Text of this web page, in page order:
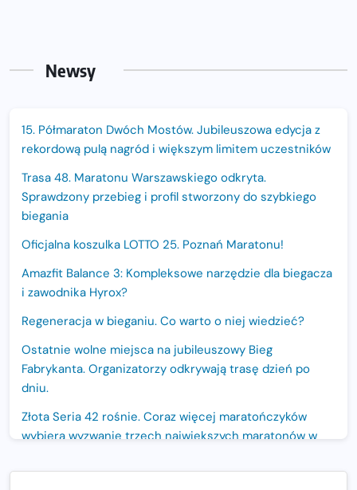
Newsy
15. Półmaraton Dwóch Mostów. Jubileuszowa edycja z
rekordową pulą nagród i większym limitem uczestników
Trasa 48. Maratonu Warszawskiego odkryta.
Sprawdzony przebieg i profil stworzony do szybkiego
biegania
Oficjalna koszulka LOTTO 25. Poznań Maratonu!
Amazfit Balance 3: Kompleksowe narzędzie dla biegacza
i zawodnika Hyrox?
Regeneracja w bieganiu. Co warto o niej wiedzieć?
Ostatnie wolne miejsca na jubileuszowy Bieg
Fabrykanta. Organizatorzy odkrywają trasę dzień po
dniu.
Złota Seria 42 rośnie. Coraz więcej maratończyków
wybiera wyzwanie trzech największych maratonów w